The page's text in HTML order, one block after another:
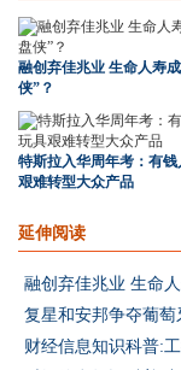
融创弃佳兆业 生命人寿
侠”？
特斯拉入华周年考：有钱
艰难转型大众产品
延伸阅读
融创弃佳兆业 生命
复星和安邦争夺葡
财经信息知识科普: